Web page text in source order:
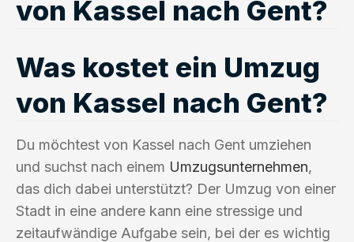
von Kassel nach Gent?
Was kostet ein Umzug
von Kassel nach Gent?
Du möchtest von Kassel nach Gent umziehen
und suchst nach einem Umzugsunternehmen,
das dich dabei unterstützt? Der Umzug von einer
Stadt in eine andere kann eine stressige und
zeitaufwändige Aufgabe sein, bei der es wichtig